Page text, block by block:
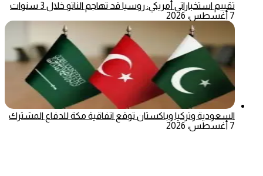
تقييم استخباراتي أمريكي: روسيا قد تهاجم الناتو خلال 3 سنوات
7 أغسطس، 2026
السعودية وتركيا وباكستان توقع اتفاقية مكة للدفاع المشترك
7 أغسطس، 2026